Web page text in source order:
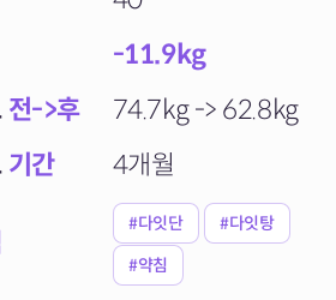
-11.9kg
전->후
74.7kg -> 62.8kg
기간 4개월
#다잇단
#다잇탕
#약침